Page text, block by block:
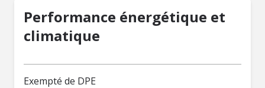
Performance énergétique et
climatique
Exempté de DPE